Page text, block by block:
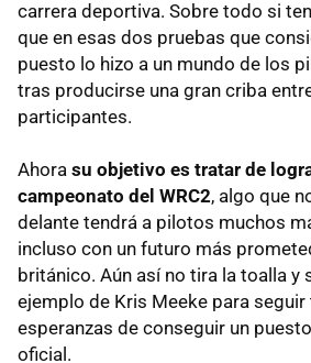
carrera deportiva. Sobre todo si
que en esas dos pruebas que
puesto lo hizo a un mundo de los
tras producirse una gran criba
participantes.
Ahora su objetivo es tratar de
campeonato del WRC2, algo que
delante tendrá a pilotos muchos
incluso con un futuro más
británico. Aún así no tira la toalla y
ejemplo de Kris Meeke para seguir
esperanzas de conseguir un
oficial.